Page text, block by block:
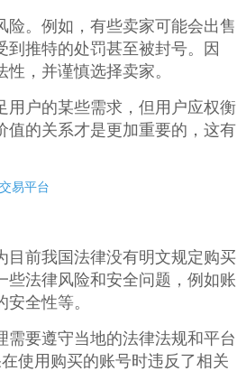
。例如，有些卖家可能会出售
推特的处罚甚至被封号。因
，并谨慎选择卖家‌。
用户的某些需求，但用户应权衡
值的关系才是更加重要的，这有
易平台
目前我国法律没有明文规定购买
法律风险和安全问题，例如账
全性等‌。
要遵守当地的法律法规和平台
使用购买的账号时违反了相关